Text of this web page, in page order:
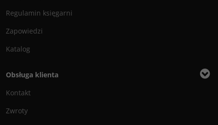
Regulamin księgarni
Zapowiedzi
Katalog
Obsługa klienta
Kontakt
Zwroty